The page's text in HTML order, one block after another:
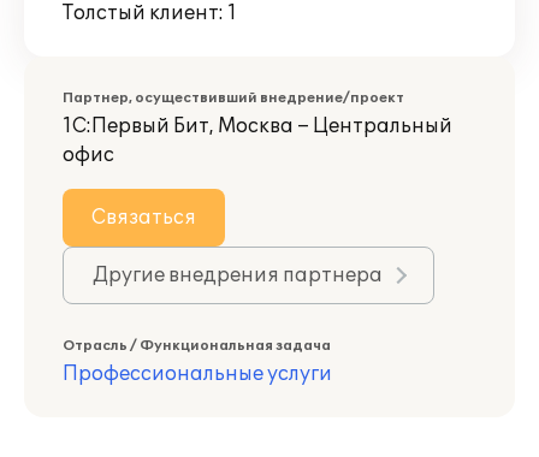
Толстый клиент: 1
Партнер, осуществивший внедрение/проект
1С:Первый Бит, Москва – Центральный
офис
Связаться
Другие внедрения партнера
Отрасль / Функциональная задача
Профессиональные услуги